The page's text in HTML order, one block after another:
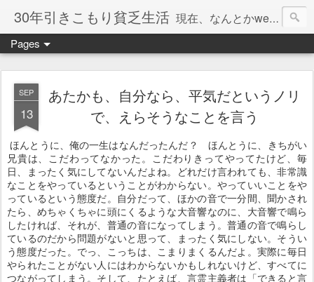
30年引きこもり貧乏生活 現在、なんとかweb系の仕事で食べています。このブログで扱う問題は「この世とはなにか」「人生とはなにか」「人間とはなにか」「強迫神経症の原因と解決法」「うつ病の原因と寄り添う方法」「家族の問題」などについてです。
Pages
SEP
13
あたかも、自分なら、平気だというノリ
で、えらそうなことを言う
ほんとうに、俺の一生はなんだったんだ？ ほんとうに、きちがい
兄貴は、こだわってなかった。こだわりきってやってたけど、毎
日、まったく気にしてないんだよね。どれだけ言われても、非常識
なことをやっているということがわからない。やっていいことをや
っているという態度だ。自分だって、ほかの音で一分間、聞かされ
たら、めちゃくちゃに頭にくるような大音響なのに、大音響で鳴ら
したければ、それが、普通の音になってしまう。普通の音で鳴らし
ているのだから問題がないと思って、まったく気にしない。そうい
う態度だった。でっ、こっちは、こまりまくるんだよ。実際に毎日
やられたことがない人にはわからないかもしれないけど、すべてに
つながってしまう。そして、たとえば、言霊主義者は「できると言